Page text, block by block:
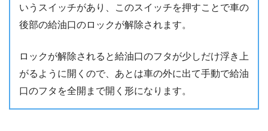
いうスイッチがあり、このスイッチを押すことで車の
後部の給油口のロックが解除されます。
ロックが解除されると給油口のフタが少しだけ浮き上
がるように開くので、あとは車の外に出て手動で給油
口のフタを全開まで開く形になります。